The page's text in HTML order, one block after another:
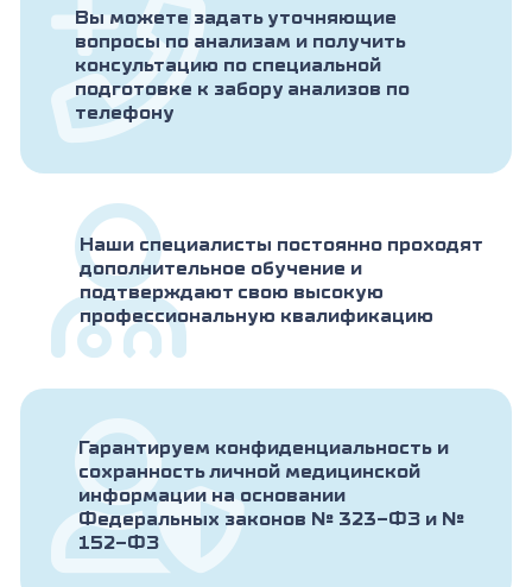
Вы можете задать уточняющие
вопросы по анализам и получить
консультацию по специальной
подготовке к забору анализов по
телефону
Наши специалисты постоянно проходят
дополнительное обучение и
подтверждают свою высокую
профессиональную квалификацию
Гарантируем конфиденциальность и
сохранность личной медицинской
информации на основании
Федеральных законов № 323-ФЗ и №
152-ФЗ